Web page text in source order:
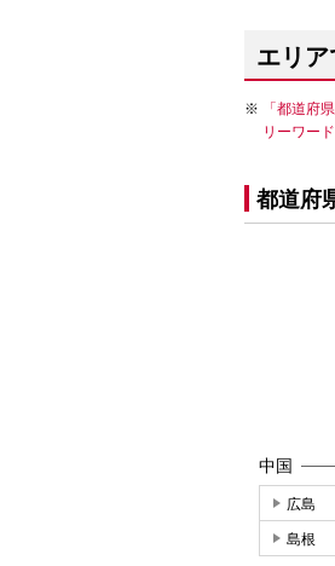
エリ
「都道府
リーワー
都道府
中国
広島
島根